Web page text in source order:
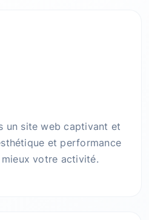
un site web captivant et
et performance
votre activité.